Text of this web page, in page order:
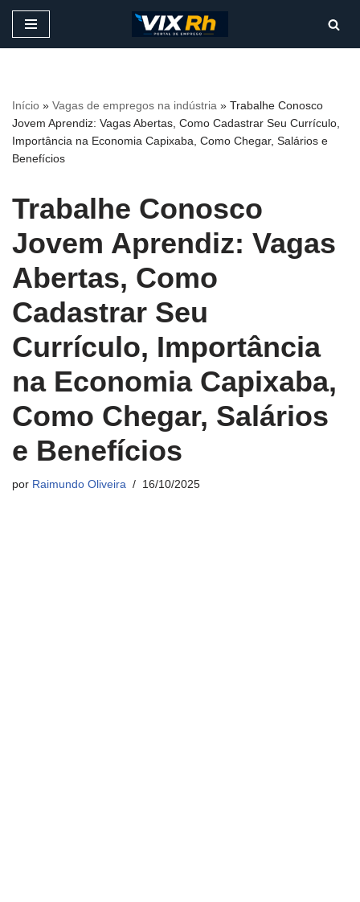
conteúdo
Início » Vagas de empregos na indústria » Trabalhe Conosco
Jovem Aprendiz: Vagas Abertas, Como Cadastrar Seu Currículo,
Importância na Economia Capixaba, Como Chegar, Salários e
Benefícios
Trabalhe Conosco
Jovem Aprendiz: Vagas
Abertas, Como
Cadastrar Seu
Currículo, Importância
na Economia Capixaba,
Como Chegar, Salários
e Benefícios
por Raimundo Oliveira 16/10/2025